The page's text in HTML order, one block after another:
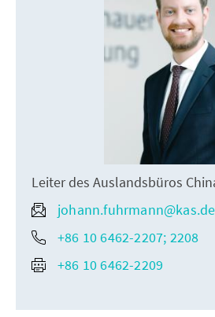
Leiter des Auslandsbüros
johann.fuhrmann@kas.de
+86 10 6462-2207; 2208
+86 10 6462-2209